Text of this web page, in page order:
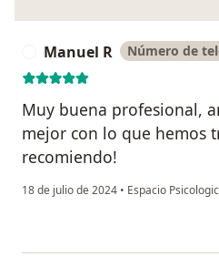
Manuel R Número de
Muy buena profesional,
mejor con lo que hemos
recomiendo!
18 de julio de 2024 • Espacio